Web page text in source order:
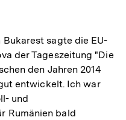
sagte die EU-
der Tageszeitung "Die
den Jahren 2014
entwickelt. Ich war
und
Rumänien bald